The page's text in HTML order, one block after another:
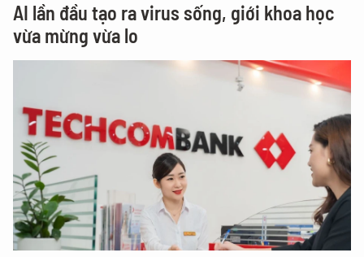
AI lần đầu tạo ra virus sống, giới khoa học
vừa mừng vừa lo